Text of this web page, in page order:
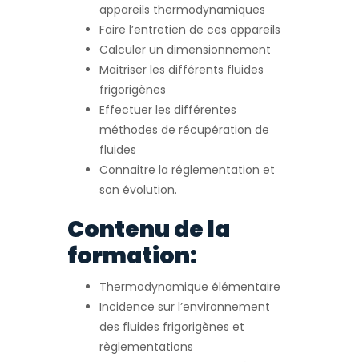
appareils thermodynamiques
Faire l’entretien de ces appareils
Calculer un dimensionnement
Maitriser les différents fluides
frigorigènes
Effectuer les différentes
méthodes de récupération de
fluides
Connaitre la réglementation et
son évolution.
Contenu de la
formation:
Thermodynamique élémentaire
Incidence sur l’environnement
des fluides frigorigènes et
règlementations